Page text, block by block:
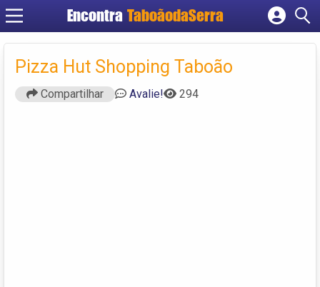
Encontra TaboãodaSerra
Cadastrar empresa
Criar conta
Pizza Hut Shopping Taboão
Compartilhar Avalie! 294